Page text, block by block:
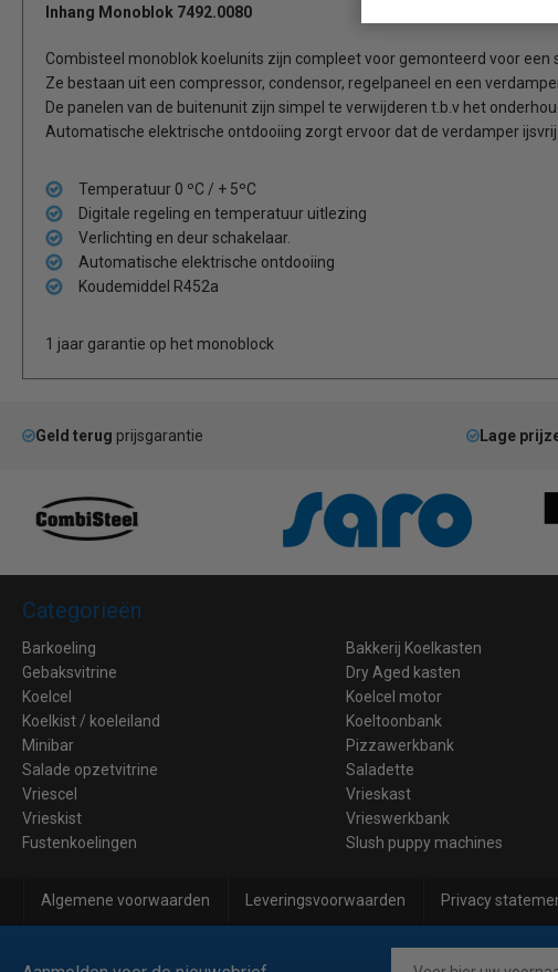
Inhang Monoblok 7492.0080
Combisteel monoblok koelunits zijn compleet voor gemonteerd voor een
Ze bestaan uit een compressor, condensor, regelpaneel en een
De panelen van de buitenunit zijn simpel te verwijderen t.b.v het
Automatische elektrische ontdooiing zorgt ervoor dat de verdamper ijsvrij
Temperatuur 0 ºC / + 5ºC
Digitale regeling en temperatuur uitlezing
Verlichting en deur schakelaar.
Automatische elektrische ontdooiing
Koudemiddel R452a
1 jaar garantie op het monoblock
Geld terug prijsgarantie Lage
Categorieën
Barkoeling Bakkerij Koelkasten
Gebaksvitrine
Dry Aged kasten
Koelcel
Koelcel motor
Koelkist / koeleiland
Koeltoonbank
Minibar
Pizzawerkbank
Salade opzetvitrine
Saladette
Vriescel
Vrieskast
Vrieskist
Vrieswerkbank
Fustenkoelingen
Slush puppy machines
Algemene voorwaarden Leveringsvoorwaarden Privacy